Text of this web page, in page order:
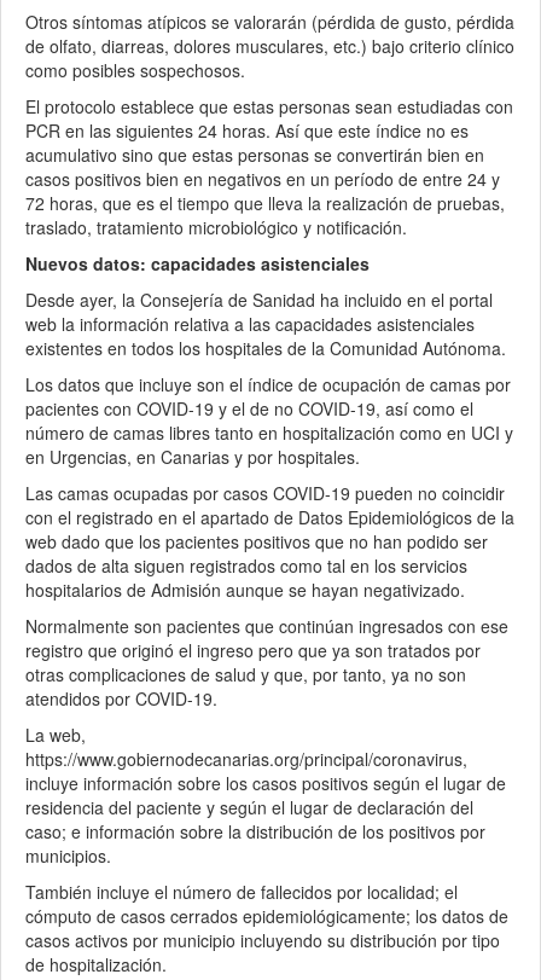
Otros síntomas atípicos se valorarán (pérdida de gusto, pérdida
de olfato, diarreas, dolores musculares, etc.) bajo criterio clínico
como posibles sospechosos.
El protocolo establece que estas personas sean estudiadas con
PCR en las siguientes 24 horas. Así que este índice no es
acumulativo sino que estas personas se convertirán bien en
casos positivos bien en negativos en un período de entre 24 y
72 horas, que es el tiempo que lleva la realización de pruebas,
traslado, tratamiento microbiológico y notificación.
Nuevos datos: capacidades asistenciales
Desde ayer, la Consejería de Sanidad ha incluido en el portal
web la información relativa a las capacidades asistenciales
existentes en todos los hospitales de la Comunidad Autónoma.
Los datos que incluye son el índice de ocupación de camas por
pacientes con COVID-19 y el de no COVID-19, así como el
número de camas libres tanto en hospitalización como en UCI y
en Urgencias, en Canarias y por hospitales.
Las camas ocupadas por casos COVID-19 pueden no coincidir
con el registrado en el apartado de Datos Epidemiológicos de la
web dado que los pacientes positivos que no han podido ser
dados de alta siguen registrados como tal en los servicios
hospitalarios de Admisión aunque se hayan negativizado.
Normalmente son pacientes que continúan ingresados con ese
registro que originó el ingreso pero que ya son tratados por
otras complicaciones de salud y que, por tanto, ya no son
atendidos por COVID-19.
La web,
https://www.gobiernodecanarias.org/principal/coronavirus,
incluye información sobre los casos positivos según el lugar de
residencia del paciente y según el lugar de declaración del
caso; e información sobre la distribución de los positivos por
municipios.
También incluye el número de fallecidos por localidad; el
cómputo de casos cerrados epidemiológicamente; los datos de
casos activos por municipio incluyendo su distribución por tipo
de hospitalización.